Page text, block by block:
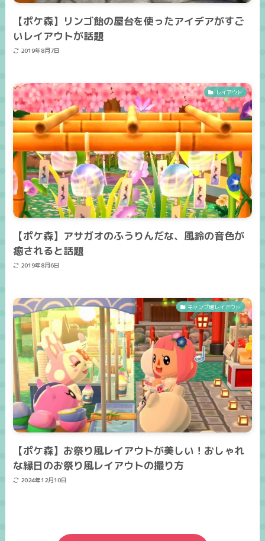
【ポケ森】リンゴ飴の屋台を使ったアイデアがすご
いレイアウトが話題
2019年8月7日
レイアウト
【ポケ森】アサガオのふうりんだな、風鈴の音色が
癒されると話題
2019年8月6日
キャンプ場レイアウト
【ポケ森】お祭り風レイアウトが美しい！おしゃれ
な縁日のお祭り風レイアウトの撮り方
2024年12月10日